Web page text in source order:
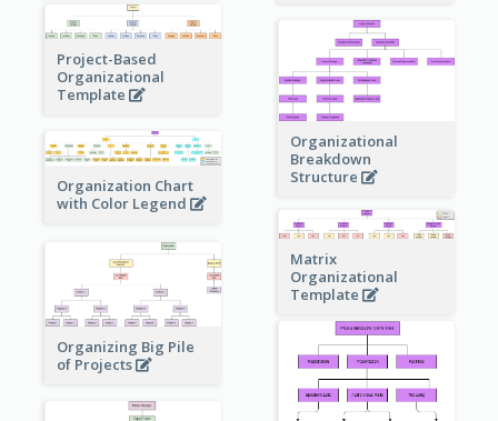
Project-Based
Organizational
Template
Organizational
Breakdown
Structure
Organization Chart
with Color Legend
Matrix
Organizational
Template
Organizing Big Pile
of Projects